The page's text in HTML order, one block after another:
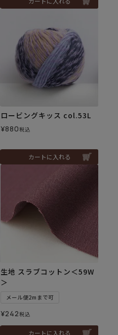
ロービングキッス col.53L
¥880税込
カートに入れる
生地 スラブコットン＜59W
＞
メール便2mまで可
¥242税込
カートに入れる